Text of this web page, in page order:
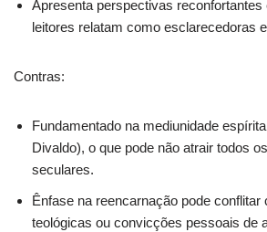
Apresenta perspectivas
leitores relatam como esclarecedoras
Contras:
Fundamentado na mediunidade
Divaldo), o que pode não atrair todos
seculares.
Ênfase na reencarnação pode conflitar
teológicas ou convicções pessoais de